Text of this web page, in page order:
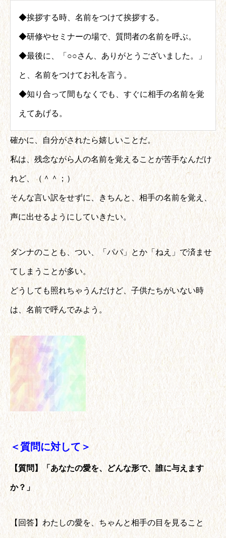
◆挨拶する時、名前をつけて挨拶する。
◆研修やセミナーの場で、質問者の名前を呼ぶ。
◆最後に、「○○さん、ありがとうございました。」
と、名前をつけてお礼を言う。
◆知り合って間もなくでも、すぐに相手の名前を覚
えてあげる。
確かに、自分がされたら嬉しいことだ。
私は、残念ながら人の名前を覚えることが苦手なんだけ
れど、（＾＾；）
そんな言い訳をせずに、きちんと、相手の名前を覚え、
声に出せるようにしていきたい。
ダンナのことも、つい、「パパ」とか「ねえ」で済ませ
てしまうことが多い。
どうしても照れちゃうんだけど、子供たちがいない時
は、名前で呼んでみよう。
＜質問に対して＞
【質問】「あなたの愛を、どんな形で、誰に与えます
か？」
【回答】わたしの愛を、ちゃんと相手の目を見ること